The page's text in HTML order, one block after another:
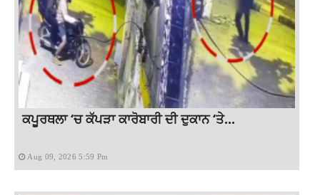
ਕਪੂਰਥਲਾ ‘ਚ ਕੱਪੜਾ ਕਾਰੋਬਾਰੀ ਦੀ ਦੁਕਾਨ ‘ਤੇ...
Aug 09, 2026 5:59 Pm